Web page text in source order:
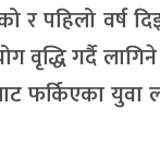
र पहिलो वर्ष
गर्दै लागिने
फर्किएका युवा